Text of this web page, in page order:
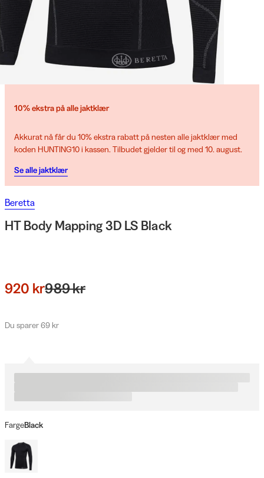
10% ekstra på alle jaktklær
Akkurat nå får du 10% ekstra rabatt på nesten alle jaktklær med
koden HUNTING10 i kassen. Tilbudet gjelder til og med 10. august.
Se alle jaktklær
Beretta
HT Body Mapping 3D LS Black
920 kr989 kr
Du sparer 69 kr
FargeBlack